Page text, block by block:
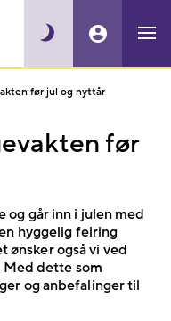
før jul og nyttår
før
og går inn i julen med
hyggelig feiring
ønsker også vi ved
Med dette som
og anbefalinger til